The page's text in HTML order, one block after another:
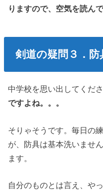
りますので、空気を読ん
剣道の疑問３．
中学校を思い出してくだ
ですよね。。。
そりゃそうです。毎日の
が、防具は基本洗いませ
ます。
自分のものとは言え、や